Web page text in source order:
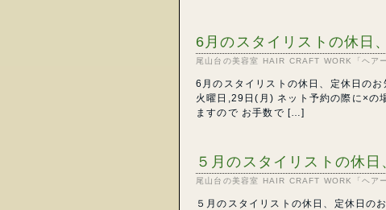
6月のスタイリストの休日
尾山台の美容室 HAIR CRAFT WORK「ヘア
6月のスタイリストの休日、定休日の
火曜日,29日(月) ネット予約の際に×の
ますので お手数で […]
５月のスタイリストの休
尾山台の美容室 HAIR CRAFT WORK「ヘア
５月のスタイリストの休日、定休日